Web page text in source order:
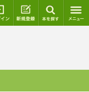
ログイン 新規登録